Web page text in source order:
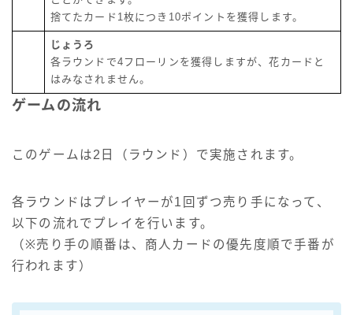
捨てたカード1枚につき10ポイントを獲得します。
じょうろ
各ラウンドで4フローリンを獲得しますが、花カードと
はみなされません。
ゲームの流れ
このゲームは2日（ラウンド）で実施されます。
各ラウンドはプレイヤーが1回ずつ売り手になって、
以下の流れでプレイを行います。
（※売り手の順番は、商人カードの優先度順で手番が
行われます）